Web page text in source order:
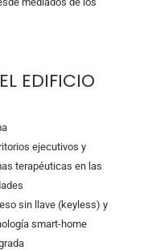
EDIFICIO
ejecutivos y
terapéuticas en las
sin llave (keyless) y
smart-home